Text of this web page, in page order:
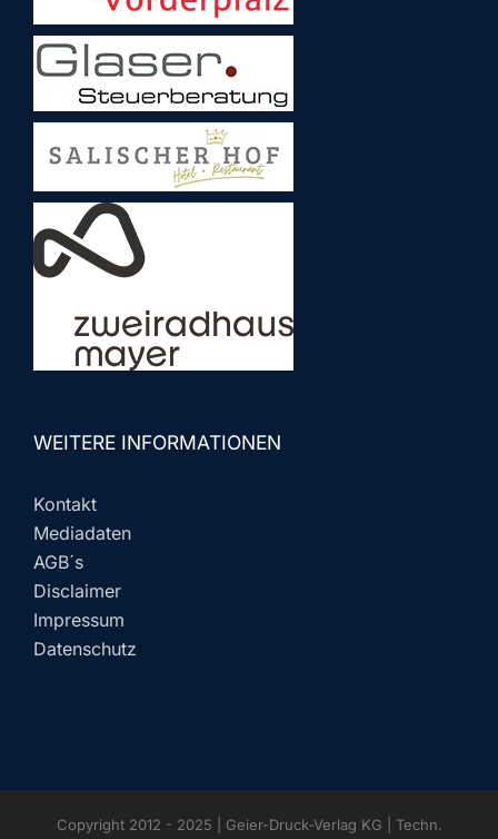
WEITERE INFORMATIONEN
Kontakt
Mediadaten
AGB´s
Disclaimer
Impressum
Datenschutz
Copyright 2012 - 2025 | Geier-Druck-Verlag KG | Techn.